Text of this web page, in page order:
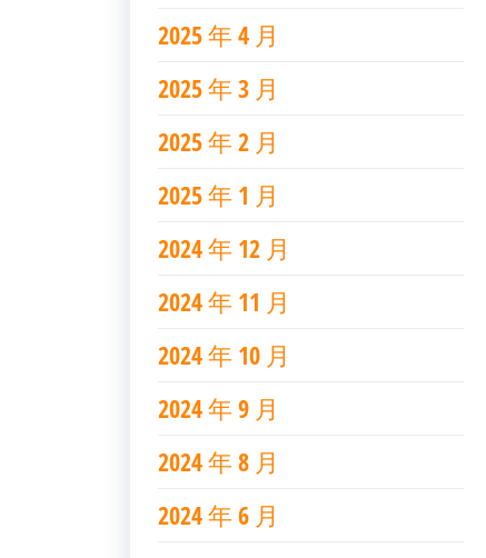
2025 年 4 月
2025 年 3 月
2025 年 2 月
2025 年 1 月
2024 年 12 月
2024 年 11 月
2024 年 10 月
2024 年 9 月
2024 年 8 月
2024 年 6 月